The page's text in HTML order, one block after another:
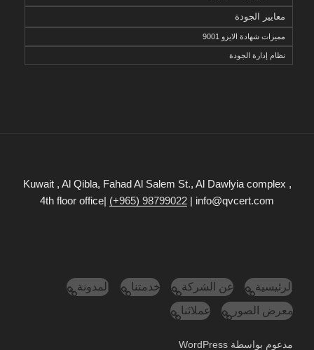
معايير الجودة
مميزات شهادة الايزو 9001
نظام إدارة الجودة
Kuwait , Al Qibla, Fahad Al Salem St., Al Dawlyia complex ,
4th floor office| (+965) 98799022 | info@qvcert.com
الرئيسية عن الشركة خدمتنا
المدونة
معرض الصور
عملائنا
مدعوم بواسطة WordPress